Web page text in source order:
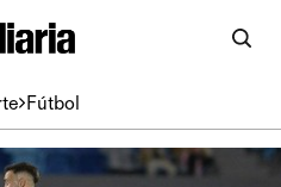
Fútbol